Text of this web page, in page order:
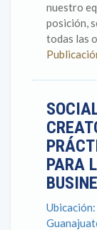
nuestro
posición,
todas las
PARA